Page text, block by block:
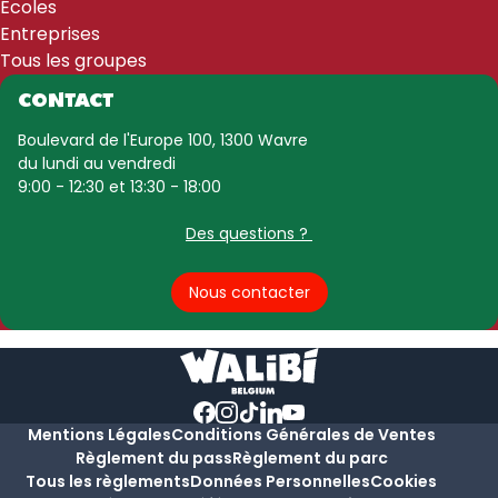
Écoles
Entreprises
Tous les groupes
CONTACT
Boulevard de l'Europe 100, 1300 Wavre
du lundi au vendredi
9:00 - 12:30 et 13:30 - 18:00
Des questions ?
Nous contacter
Mentions LégalesConditions Générales de Ventes
Règlement du passRèglement du parc
Tous les règlementsDonnées PersonnellesCookies